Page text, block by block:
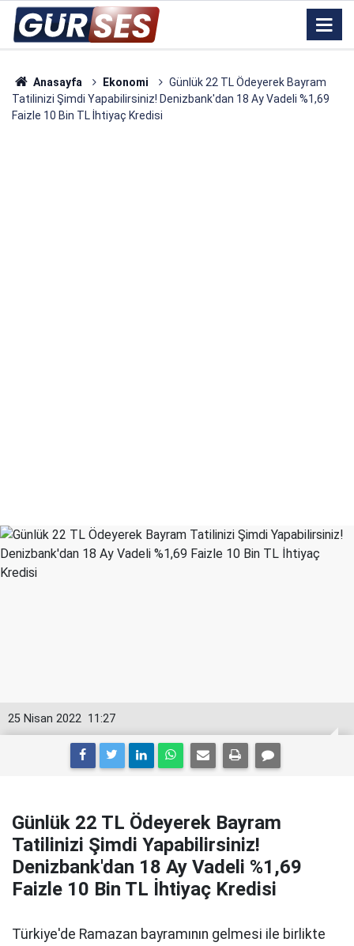
Anasayfa Ekonomi
Günlük 22 TL Ödeyerek Bayram
Tatilinizi Şimdi Yapabilirsiniz! Denizbank'dan 18 Ay Vadeli %1,69
Faizle 10 Bin TL İhtiyaç Kredisi
11:27
25 Nisan 2022
Günlük 22 TL Ödeyerek Bayram
Tatilinizi Şimdi Yapabilirsiniz!
Denizbank'dan 18 Ay Vadeli %1,69
Faizle 10 Bin TL İhtiyaç Kredisi
Türkiye'de Ramazan bayramının gelmesi ile birlikte